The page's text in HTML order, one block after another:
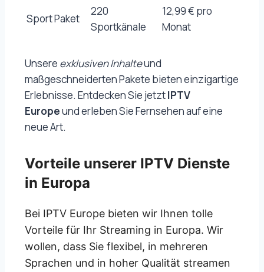
Sport Paket
220
Sportkänale
12,99 € pro
Monat
Unsere exklusiven Inhalteund
maßgeschneiderten Pakete bieten einzigartige
Erlebnisse. Entdecken Sie jetztIPTV
Europeund erleben Sie Fernsehen auf eine
neue Art.
Vorteile unserer IPTV Dienste
in Europa
Bei IPTV Europe bieten wir Ihnen tolle
Vorteile für Ihr Streaming in Europa. Wir
wollen, dass Sie flexibel, in mehreren
Sprachen und in hoher Qualität streamen